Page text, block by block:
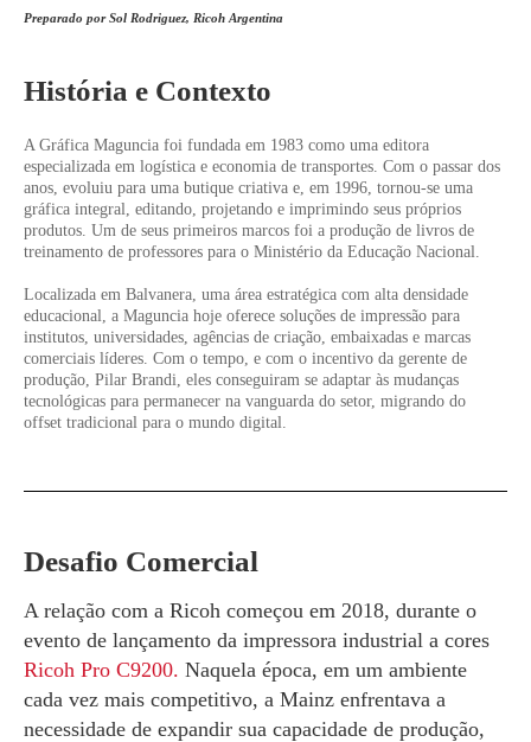
Preparado por Sol Rodriguez, Ricoh Argentina
História e Contexto
A Gráfica Maguncia foi fundada em 1983 como uma editora
especializada em logística e economia de transportes. Com o passar dos
anos, evoluiu para uma butique criativa e, em 1996, tornou-se uma
gráfica integral, editando, projetando e imprimindo seus próprios
produtos. Um de seus primeiros marcos foi a produção de livros de
treinamento de professores para o Ministério da Educação Nacional.
Localizada em Balvanera, uma área estratégica com alta densidade
educacional, a Maguncia hoje oferece soluções de impressão para
institutos, universidades, agências de criação, embaixadas e marcas
comerciais líderes. Com o tempo, e com o incentivo da gerente de
produção, Pilar Brandi, eles conseguiram se adaptar às mudanças
tecnológicas para permanecer na vanguarda do setor, migrando do
offset tradicional para o mundo digital.
Desafio Comercial
A relação com a Ricoh começou em 2018, durante o
evento de lançamento da impressora industrial a cores
Ricoh Pro C9200. Naquela época, em um ambiente
cada vez mais competitivo, a Mainz enfrentava a
necessidade de expandir sua capacidade de produção,